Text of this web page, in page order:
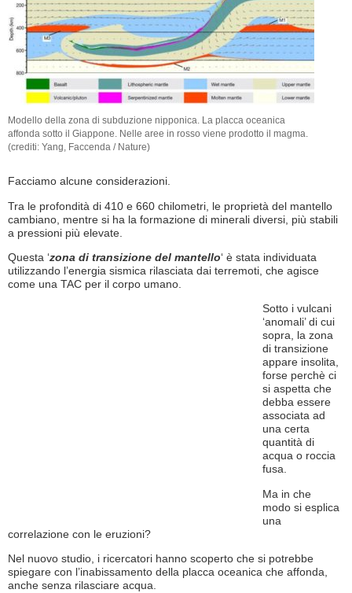
Modello della zona di subduzione nipponica. La placca oceanica
affonda sotto il Giappone. Nelle aree in rosso viene prodotto il magma.
(crediti: Yang, Faccenda / Nature)
Facciamo alcune considerazioni.
Tra le profondità di 410 e 660 chilometri, le proprietà del mantello
cambiano, mentre si ha la formazione di minerali diversi, più stabili
a pressioni più elevate.
Questa ‘zona di transizione del mantello‘ è stata individuata
utilizzando l’energia sismica rilasciata dai terremoti, che agisce
come una TAC per il corpo umano.
Sotto i vulcani
‘anomali’ di cui
sopra, la zona
di transizione
appare insolita,
forse perchè ci
si aspetta che
debba essere
associata ad
una certa
quantità di
acqua o roccia
fusa.
Ma in che
modo si esplica
una
correlazione con le eruzioni?
Nel nuovo studio, i ricercatori hanno scoperto che si potrebbe
spiegare con l’inabissamento della placca oceanica che affonda,
anche senza rilasciare acqua.